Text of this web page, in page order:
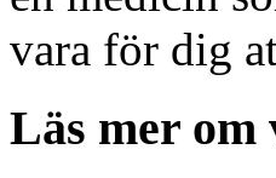
vara för dig
Läs mer om